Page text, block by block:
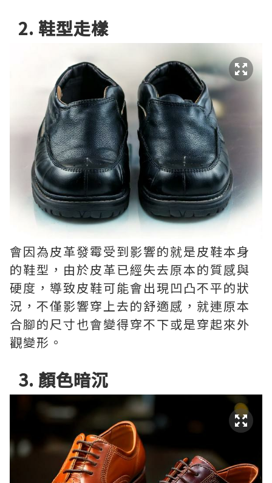
2. 鞋型走樣
會因為皮革發霉受到影響的就是皮鞋本身
的鞋型，由於皮革已經失去原本的質感與
硬度，導致皮鞋可能會出現凹凸不平的狀
況，不僅影響穿上去的舒適感，就連原本
合腳的尺寸也會變得穿不下或是穿起來外
觀變形。
3. 顏色暗沉